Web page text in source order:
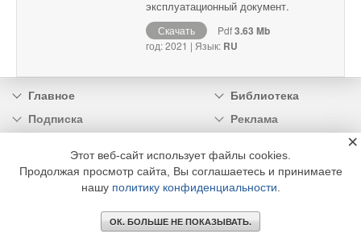
эксплуатационный документ.
Скачать Pdf3.63 Mb
год: 2021 | Язык: RU
Главное
Библиотека
Подписка
Реклама
© 2002 - 2026 OOO Издательский дом «МЕДИА ТЕХНОЛОДЖИ» +7 (495) 665-00-
Этот веб-сайт использует файлы cookies.
Продолжая просмотр сайта, Вы соглашаетесь и принимаете
нашу политику конфиденциальности
ОК. БОЛЬШЕ НЕ ПОКАЗЫВАТЬ.
×